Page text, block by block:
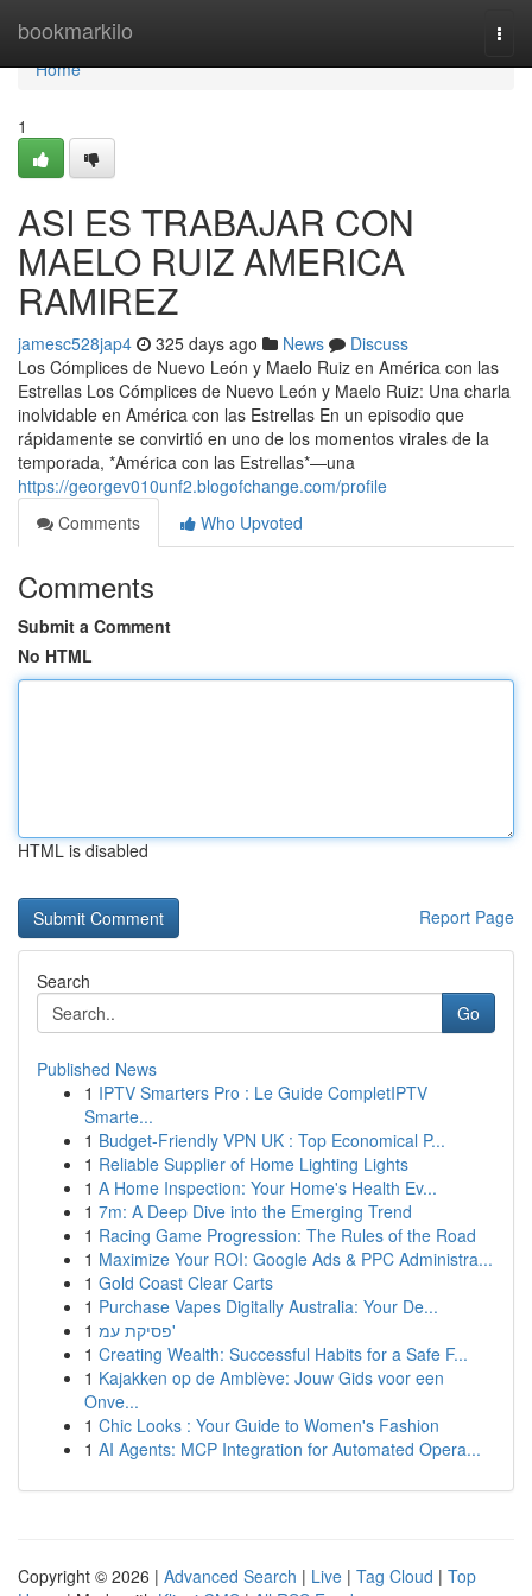
bookmarkilo
Home
Home
1
ASI ES TRABAJAR CON
MAELO RUIZ AMERICA
RAMIREZ
jamesc528jap4 325 days ago News
Discuss
Los Cómplices de Nuevo León y Maelo Ruiz en América con las
Estrellas Los Cómplices de Nuevo León y Maelo Ruiz: Una charla
inolvidable en América con las Estrellas En un episodio que
rápidamente se convirtió en uno de los momentos virales de la
temporada, *América con las Estrellas*—una
https://georgev010unf2.blogofchange.com/profile
Comments
Who Upvoted
Comments
Submit a Comment
No HTML
HTML is disabled
Report Page
Search
Go
Published News
1 IPTV Smarters Pro : Le Guide CompletIPTV
Smarte...
1 Budget-Friendly VPN UK : Top Economical P...
1 Reliable Supplier of Home Lighting Lights
1 A Home Inspection: Your Home's Health Ev...
1 7m: A Deep Dive into the Emerging Trend
1 Racing Game Progression: The Rules of the Road
1 Maximize Your ROI: Google Ads & PPC Administra...
1 Gold Coast Clear Carts
1 Purchase Vapes Digitally Australia: Your De...
1
פסיקת עמ'
1 Creating Wealth: Successful Habits for a Safe F...
1 Kajakken op de Amblève: Jouw Gids voor een
Onve...
1 Chic Looks : Your Guide to Women's Fashion
1 AI Agents: MCP Integration for Automated Opera...
Copyright © 2026 | Advanced Search | Live | Tag Cloud | Top